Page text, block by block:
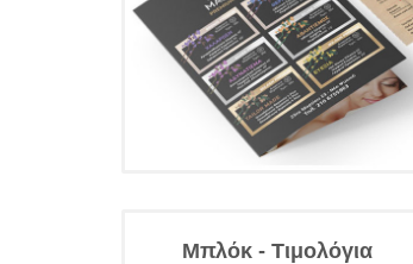
Μπλόκ - Τιμολόγια